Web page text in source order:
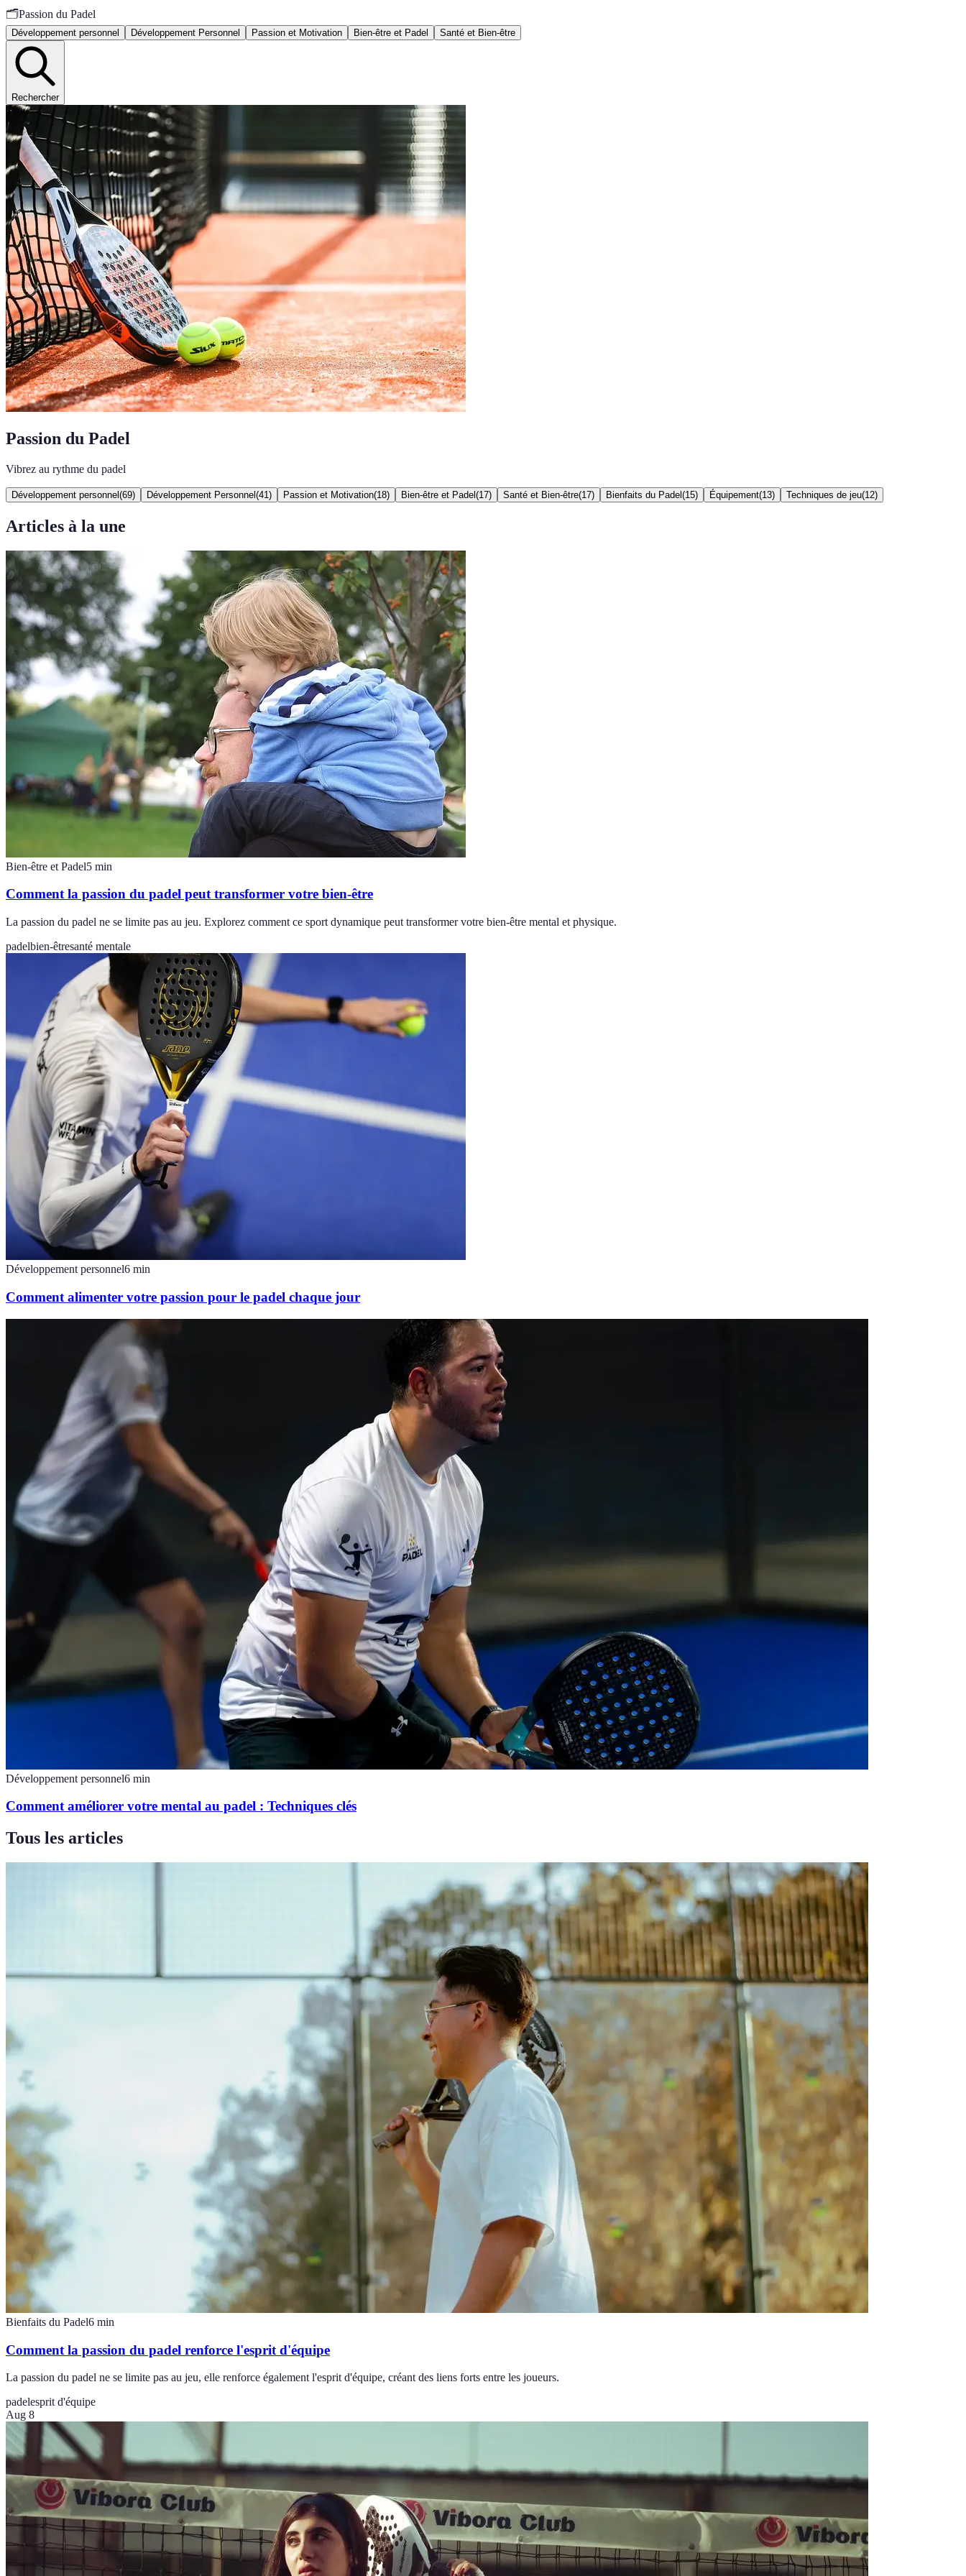
🗂️Passion du Padel
Développement personnel Développement Personnel Passion et Motivation Bien-être et Padel Santé et Bien-être
Rechercher
Passion du Padel
Vibrez au rythme du padel
Développement personnel (69) Développement Personnel (41 ) Passion et Motivation(18) Bien-être et Padel (17) Santé et Bien-être(17) Bienfaits du Padel (15) Équipement(13) Techniques de jeu(12)
Articles à la une
Bien-être et Padel5 min
Comment la passion du padel peut transformer votre bien-être
La passion du padel ne se limite pas au jeu. Explorez comment ce sport dynamique peut transformer votre bien-être mental et physique.
padelbien-êtresanté mentale
Développement personnel6 min
Comment alimenter votre passion pour le padel chaque jour
Développement personnel6 min
Comment améliorer votre mental au padel : Techniques clés
Tous les articles
Bienfaits du Padel6 min
Comment la passion du padel renforce l'esprit d'équipe
La passion du padel ne se limite pas au jeu, elle renforce également l'esprit d'équipe, créant des liens forts entre les joueurs.
padelesprit d'équipe
Aug 8